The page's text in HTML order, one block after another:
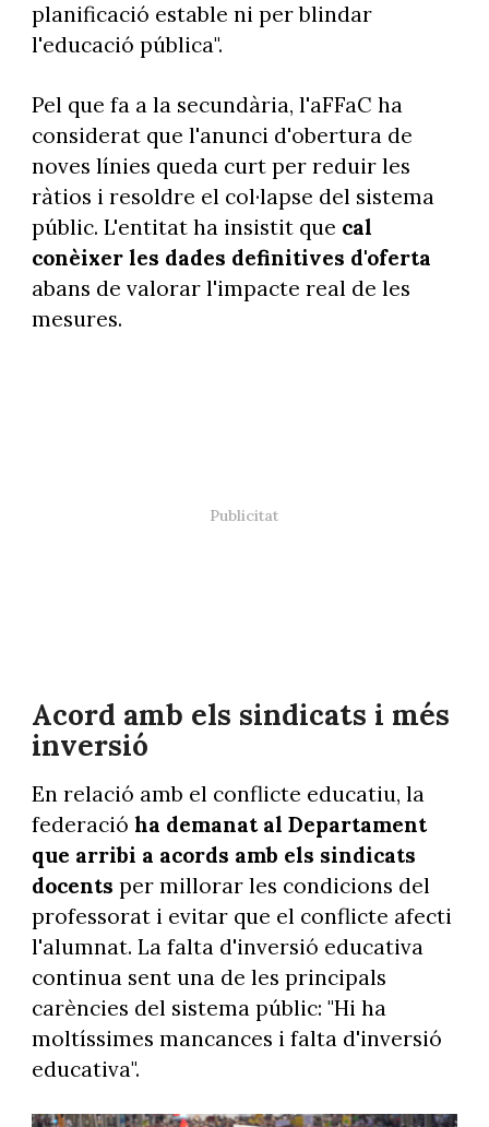
planificació estable ni per blindar
l'educació pública".
Pel que fa a la secundària, l'aFFaC ha
considerat que l'anunci d'obertura de
noves línies queda curt per reduir les
ràtios i resoldre el col·lapse del sistema
públic. L'entitat ha insistit que cal
conèixer les dades definitives d'oferta
abans de valorar l'impacte real de les
mesures.
Acord amb els sindicats i més
inversió
En relació amb el conflicte educatiu, la
federació ha demanat al Departament
que arribi a acords amb els sindicats
docents per millorar les condicions del
professorat i evitar que el conflicte afecti
l'alumnat. La falta d'inversió educativa
continua sent una de les principals
carències del sistema públic: "Hi ha
moltíssimes mancances i falta d'inversió
educativa".